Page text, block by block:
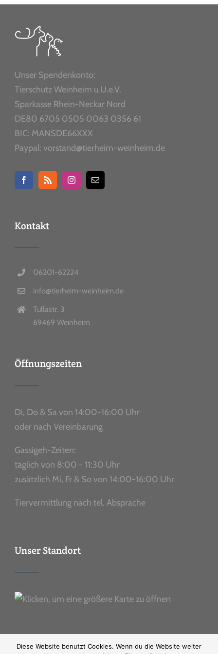
Unser Spendenkonto:
Tierschutz Weinheim u.U.e.V.
Sparkasse Rhein-Neckar Nord
DE80 6705 0505 0063 0356 61
BIC: MANSDE66XXX
Paypal: vorstand@tierheim-weinheim.de
Kontakt
06201-62224
info@tierheim-weinheim.de
Tullastr. 3
69469 Weinheim
Öffnungszeiten
Di, Do & Sa von 14:00-16:00 Uhr
oder nach Vereinbarung
Gassigeh-Zeiten:
täglich von 8:00 - 11:30 Uhr
zusätzlich Mi, Fr & So von 14:00-16:00 Uhr
Tiervermittlung nach tel. Absprache
Unser Standort
Diese Website benutzt Cookies. Wenn du die Website weiter